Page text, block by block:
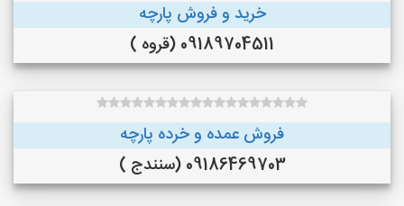
خرید و فروش پارچه
09189704511 (قروه )
فروش عمده و خرده پارچه
09186469703 (سنندج )